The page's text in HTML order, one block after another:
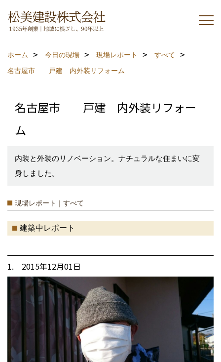
ホーム 今日の現場 現場レポート
すべて
名古屋市 戸建 内外装リフォーム
名古屋市 戸建 内外装リフォー
ム
内装と外装のリノベーション。ナチュラルな住まいに変
身しました。
現場レポート｜すべて
建築中レポート
1. 2015年12月01日